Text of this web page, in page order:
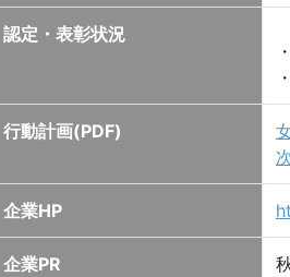
認定・表彰状況
行動計画(PDF)
企業HP
企業PR